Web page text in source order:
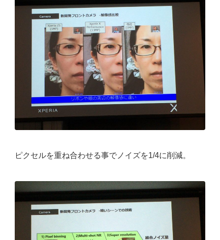
ピクセルを重ね合わせる事でノイズを1/4に削減。